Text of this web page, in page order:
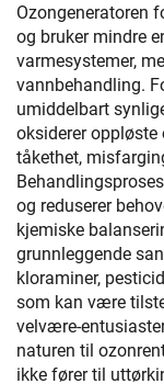
Ozongeneratoren
og bruker mindre
varmesystemer,
vannbehandling.
umiddelbart
oksiderer
tåkethet,
og reduserer
kjemiske
grunnleggende
kloraminer,
som kan være
velvære-
naturen til
ikke fører til